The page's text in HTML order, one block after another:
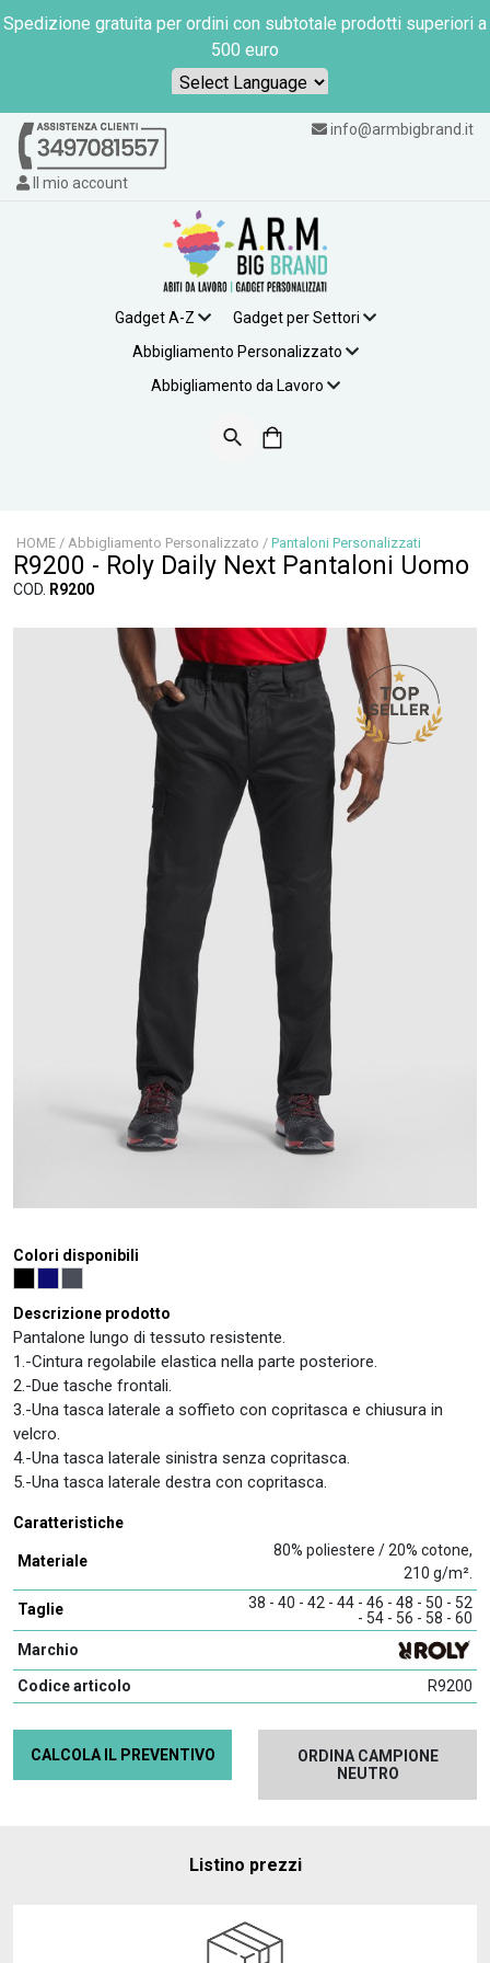
Spedizione gratuita per ordini con subtotale prodotti superiori a
500 euro
Powered by
info@armbigbrand.it
Il mio account
Gadget A-Z
Gadget per Settori
Abbigliamento Personalizzato
Abbigliamento da Lavoro
HOME / Abbigliamento Personalizzato / Pantaloni Personalizzati
R9200 - Roly Daily Next Pantaloni Uomo
COD. R9200
Descrizione prodotto
Pantalone lungo di tessuto resistente.
1.-Cintura regolabile elastica nella parte posteriore.
2.-Due tasche frontali.
3.-Una tasca laterale a soffieto con copritasca e chiusura in
velcro.
4.-Una tasca laterale sinistra senza copritasca.
5.-Una tasca laterale destra con copritasca.
Caratteristiche
Materiale
80% poliestere / 20% cotone,
210 g/m².
Taglie
38 - 40 - 42 - 44 - 46 - 48 - 50 - 52
- 54 - 56 - 58 - 60
Marchio
Codice articolo R9200
Colori disponibili
CALCOLA IL PREVENTIVO
ORDINA CAMPIONE
NEUTRO
Listino prezzi